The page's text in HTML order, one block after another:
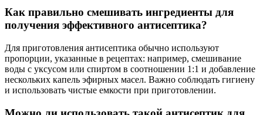
Как правильно смешивать ингредиенты для
получения эффективного антисептика?
Для приготовления антисептика обычно используют
пропорции, указанные в рецептах: например, смешивание
воды с уксусом или спиртом в соотношении 1:1 и добавление
нескольких капель эфирных масел. Важно соблюдать гигиену
и использовать чистые емкости при приготовлении.